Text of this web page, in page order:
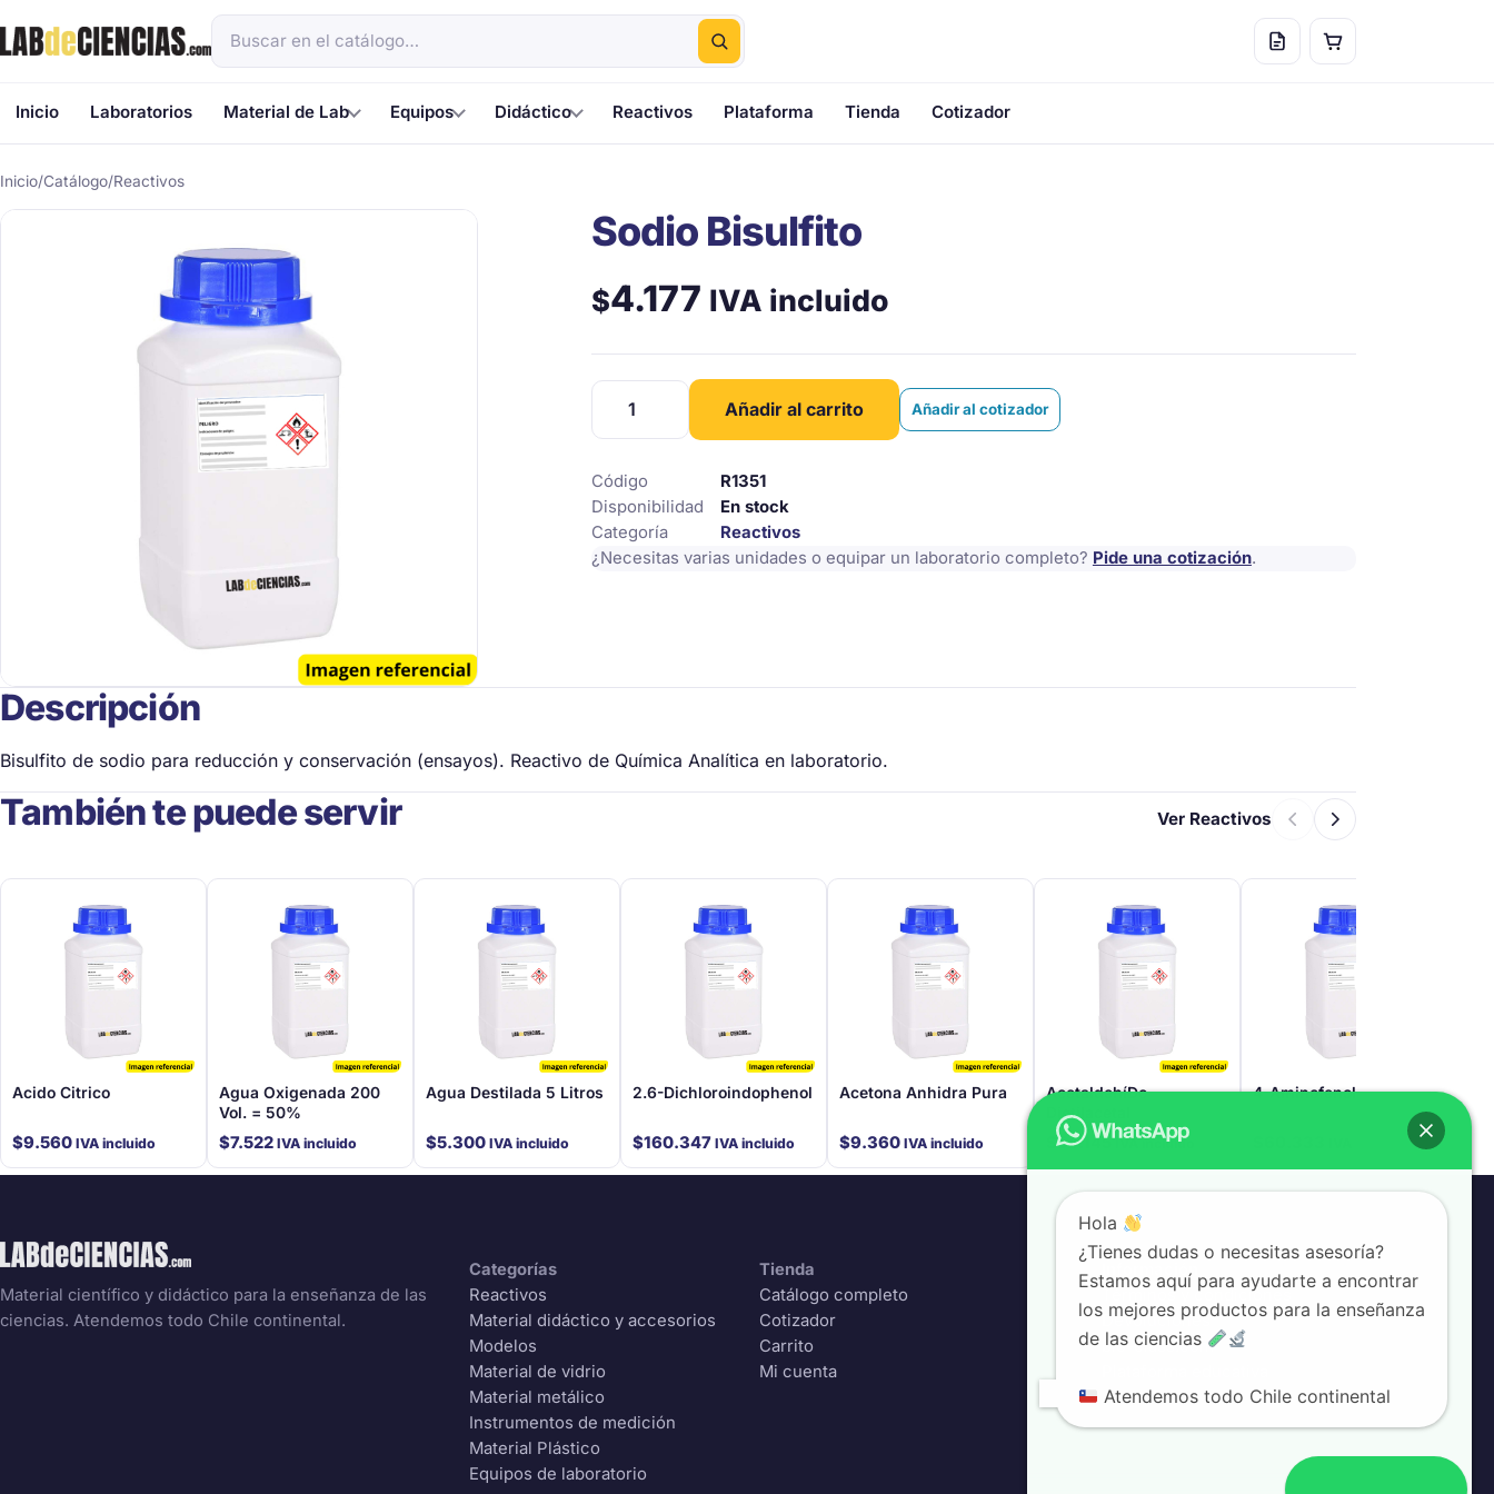
Inicio Laboratorios Material de Lab Equipos Didáctico Reactivos Plataforma Tienda Cotizador
Inicio/Catálogo/Reactivos
Sodio Bisulfito
$4.177 IVA incluido
Sodio
Bisulfito
Añadir al carrito Añadir al cotizador
Código
R1351
Disponibilidad
En stock
Categoría
Reactivos
¿Necesitas varias unidades o equipar un laboratorio completo? Pide una cotización.
Descripción
Bisulfito de sodio para reducción y conservación (ensayos). Reactivo de Química Analítica en laboratorio.
También te puede servir Ver Reactivos
Acido Citrico
$9.560 IVA incluido
Agua Oxigenada 200
Vol. = 50%
$7.522 IVA incluido
Agua Destilada 5 Litros
$5.300 IVA incluido
2.6-Dichloroindophenol
$160.347 IVA incluido
Acetona Anhidra Pura
$9.360 IVA incluido
Acetaldehí­Do
Dietilacetal
$54.145 IVA incluido
4-Aminofenol 250G
Material científico y didáctico para la enseñanza de las
ciencias. Atendemos todo Chile continental.
Categorías
Reactivos
Material didáctico y accesorios
Modelos
Material de vidrio
Material metálico
Instrumentos de medición
Material Plástico
Equipos de laboratorio
Tienda
Catálogo completo
Cotizador
Carrito
Mi cuenta
Información
Términos y condiciones
Devoluciones
bio-class.com
Hola
¿Tienes dudas o necesitas asesoría?
Estamos aquí para ayudarte a encontrar
los mejores productos para la enseñanza
de las ciencias
Atendemos todo Chile continental